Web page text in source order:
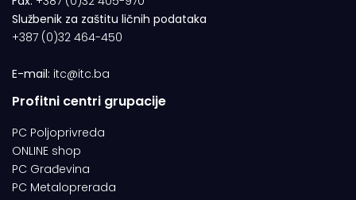
Službenik za zaštitu ličnih podataka
+387 (0)32 464-450
E-mail: itc@itc.ba
Profitni centri grupacije
PC Poljoprivreda
ONLINE shop
PC Građevina
PC Metaloprerada